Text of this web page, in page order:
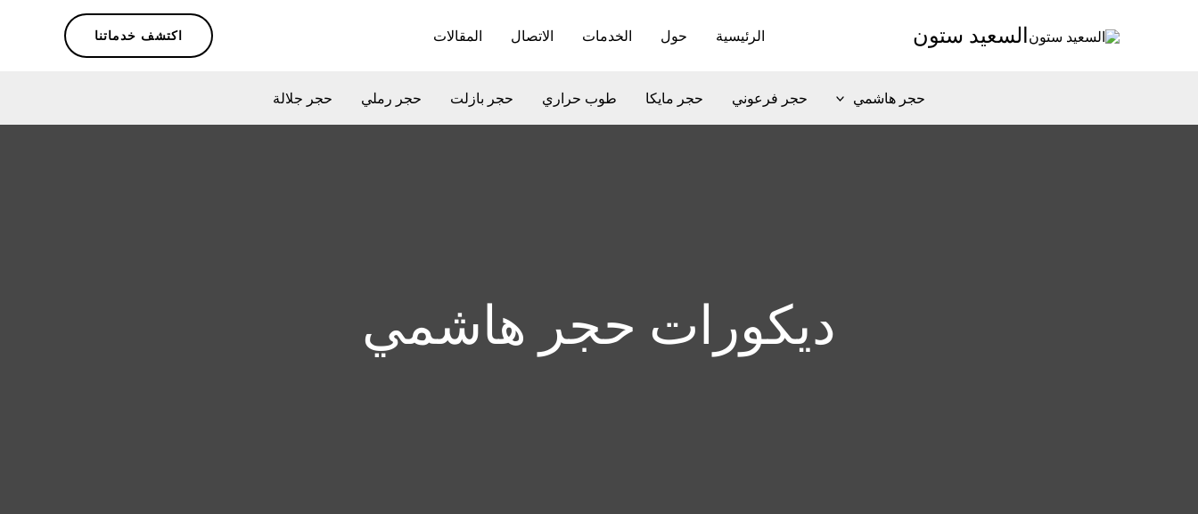
السعيد ستون الرئيسية حول الخدمات الاتصال المقالات اكتشف خدماتنا
حجر هاشمي حجر فرعوني حجر مايكا طوب حراري حجر بازلت حجر رملي حجر جلالة
ديكورات حجر هاشمي
pagination